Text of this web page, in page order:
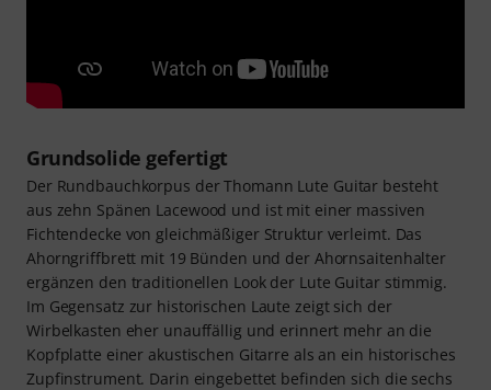
Grundsolide gefertigt
Der Rundbauchkorpus der Thomann Lute Guitar besteht
aus zehn Spänen Lacewood und ist mit einer massiven
Fichtendecke von gleichmäßiger Struktur verleimt. Das
Ahorngriffbrett mit 19 Bünden und der Ahornsaitenhalter
ergänzen den traditionellen Look der Lute Guitar stimmig.
Im Gegensatz zur historischen Laute zeigt sich der
Wirbelkasten eher unauffällig und erinnert mehr an die
Kopfplatte einer akustischen Gitarre als an ein historisches
Zupfinstrument. Darin eingebettet befinden sich die sechs